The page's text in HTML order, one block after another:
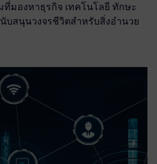
มองหาธุรกิจ เทคโนโลยี ทักษะ
บสนุนวงจรชีวิตสำหรับสิ่งอำนวย